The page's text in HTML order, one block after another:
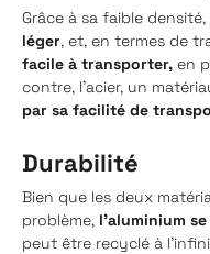
Grâce à sa faible
léger, et, en termes de
facile à transporter, en
contre, l’acier, un
par sa facilité de
Durabilité
Bien que les deux
problème, l'aluminium
peut être recyclé à